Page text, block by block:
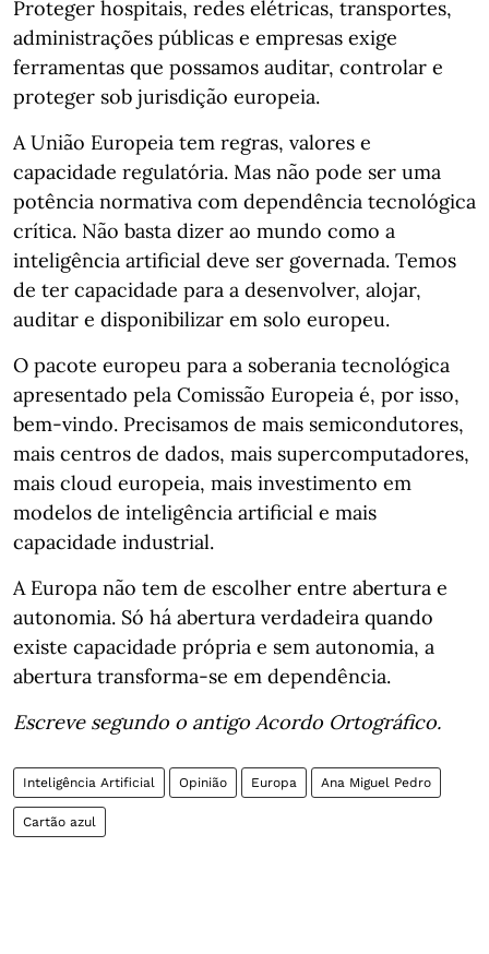
Proteger hospitais, redes elétricas, transportes,
administrações públicas e empresas exige
ferramentas que possamos auditar, controlar e
proteger sob jurisdição europeia.
A União Europeia tem regras, valores e
capacidade regulatória. Mas não pode ser uma
potência normativa com dependência tecnológica
crítica. Não basta dizer ao mundo como a
inteligência artificial deve ser governada. Temos
de ter capacidade para a desenvolver, alojar,
auditar e disponibilizar em solo europeu.
O pacote europeu para a soberania tecnológica
apresentado pela Comissão Europeia é, por isso,
bem-vindo. Precisamos de mais semicondutores,
mais centros de dados, mais supercomputadores,
mais cloud europeia, mais investimento em
modelos de inteligência artificial e mais
capacidade industrial.
A Europa não tem de escolher entre abertura e
autonomia. Só há abertura verdadeira quando
existe capacidade própria e sem autonomia, a
abertura transforma-se em dependência.
Escreve segundo o antigo Acordo Ortográfico.
Inteligência Artificial Opinião Europa Ana Miguel Pedro
Cartão azul